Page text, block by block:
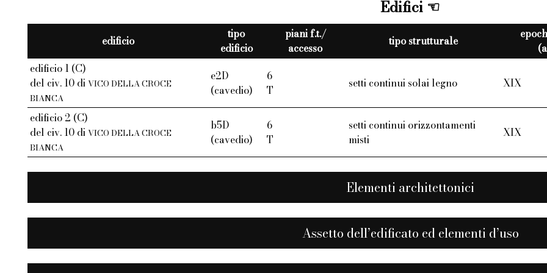
Edifici
edificio
tipo
edificio
piani f.t./
accesso
tipo strutturale
edificio 1 (C)
del civ. 10 di VICO DELLA CROCE
BIANCA
e2D
(cavedio)
6
T
setti continui solai legno XIX
edificio 2 (C)
del civ. 10 di VICO DELLA CROCE
BIANCA
b5D
(cavedio)
6
T
setti continui orizzontamenti
misti
XIX
Elementi architettonici
Assetto dell’edificato ed elementi d’uso